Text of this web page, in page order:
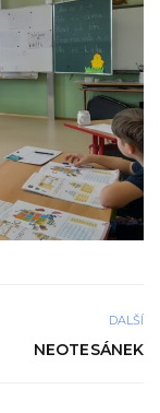
DALŠÍ
NEOTESÁNEK